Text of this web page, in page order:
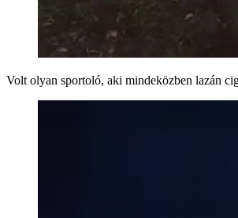
Volt olyan sportoló, aki mindeközben lazán